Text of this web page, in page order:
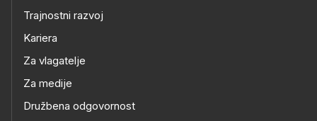
Trajnostni razvoj
Kariera
Za vlagatelje
Za medije
Družbena odgovornost